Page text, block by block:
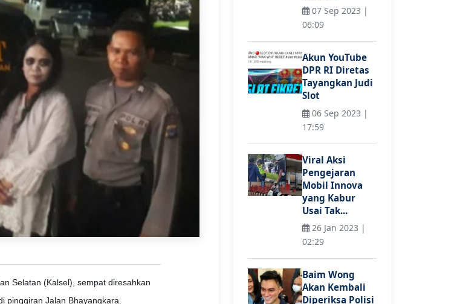
Selatan (Kalsel), sempat diresahkan
pinggiran Jalan Bhayangkara.
07 Sep 2023 |
06:09
Akun YouTube
DPR RI Diretas
Tayangkan Judi
Slot
06 Sep 2023 |
17:59
Viral Aksi
Pengejaran
Mobil Innova
yang Kabur
Usai Tak...
26 Jan 2023 |
02:29
Baim Wong
Akan Kembali
Diperiksa Polisi